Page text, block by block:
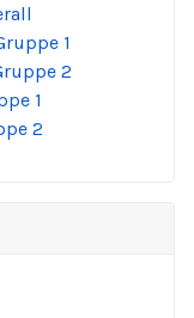
1
2
1
2